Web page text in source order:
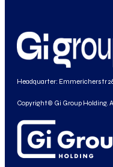
Headquarter: Emmericherstr
Copyright© Gi Group Holding.